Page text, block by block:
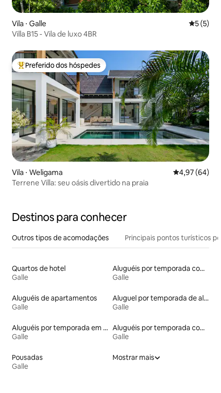
Vila ⋅ Galle 5 de
5 (5)
Villa B15 - Vila de luxo 4BR
Entre os melhores preferidos dos hóspedes
Preferido dos hóspedes
Vila ⋅ Weligama 4,97 de uma
4,97 (64)
Terrene Villa: seu oásis divertido na praia
Destinos para conhecer
Outros tipos de acomodações Principais pontos turísticos
Quartos de hotel
Galle
Aluguéis por temporada com acesso à praia
Galle
Aluguéis de apartamentos
Galle
Aluguel por temporada de alojamentos ecológicos
Galle
Aluguéis por temporada em resorts
Galle
Aluguéis por temporada com acesso ao lago
Galle
Pousadas
Galle
Mostrar mais